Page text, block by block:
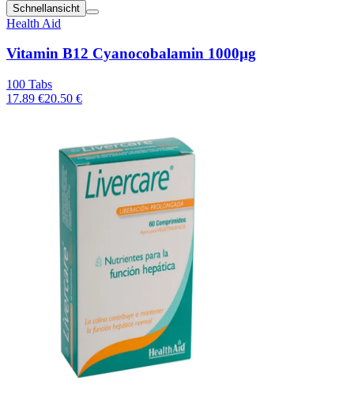
Schnellansicht
Health Aid
Vitamin B12 Cyanocobalamin 1000µg
100 Tabs
17.89 €20.50 €